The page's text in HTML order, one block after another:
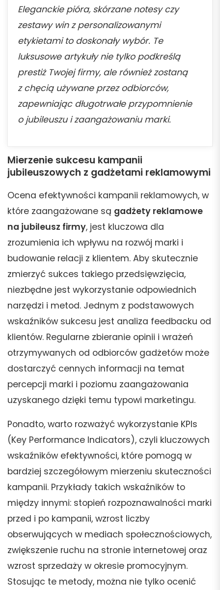
Eleganckie pióra, skórzane notesy czy
zestawy win z personalizowanymi
etykietami to doskonały wybór. Te
luksusowe artykuły nie tylko podkreślą
prestiż Twojej firmy, ale również zostaną
z chęcią używane przez odbiorców,
zapewniając długotrwałe przypomnienie
o jubileuszu i zaangażowaniu marki.
Mierzenie sukcesu kampanii
jubileuszowych z gadżetami reklamowymi
Ocena efektywności kampanii reklamowych, w
które zaangażowane są gadżety reklamowe
na jubileusz firmy, jest kluczowa dla
zrozumienia ich wpływu na rozwój marki i
budowanie relacji z klientem. Aby skutecznie
zmierzyć sukces takiego przedsięwzięcia,
niezbędne jest wykorzystanie odpowiednich
narzędzi i metod. Jednym z podstawowych
wskaźników sukcesu jest analiza feedbacku od
klientów. Regularne zbieranie opinii i wrażeń
otrzymywanych od odbiorców gadżetów może
dostarczyć cennych informacji na temat
percepcji marki i poziomu zaangażowania
uzyskanego dzięki temu typowi marketingu.
Ponadto, warto rozważyć wykorzystanie KPIs
(Key Performance Indicators), czyli kluczowych
wskaźników efektywności, które pomogą w
bardziej szczegółowym mierzeniu skuteczności
kampanii. Przykłady takich wskaźników to
między innymi: stopień rozpoznawalności marki
przed i po kampanii, wzrost liczby
obserwujących w mediach społecznościowych,
zwiększenie ruchu na stronie internetowej oraz
wzrost sprzedaży w okresie promocyjnym.
Stosując te metody, można nie tylko ocenić